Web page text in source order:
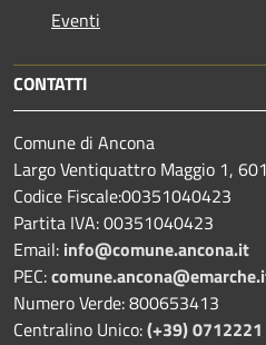
Eventi
CONTATTI
Comune di Ancona
Largo Ventiquattro Maggio 1,
Codice Fiscale:00351040423
Partita IVA: 00351040423
Email: info@comune.ancona.it
PEC:
Numero Verde: 800653413
Centralino Unico:(+39) 0712221